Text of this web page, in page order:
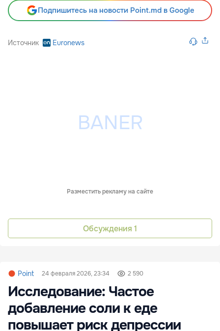
Подпишитесь на новости Point.md в Google
Источник Euronews
Разместить рекламу на сайте
Обсуждения 1
Point 24 февраля 2026, 23:34 2 590
Исследование: Частое
добавление соли к еде
повышает риск депрессии